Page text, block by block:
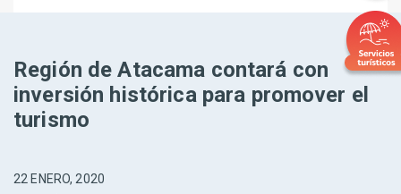
Región de Atacama contará con
inversión histórica para promover el
turismo
22 ENERO, 2020